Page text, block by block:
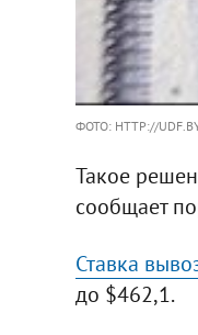
ФОТО: HTTP://
Такое
сообщает
Ставка
до $462,1.